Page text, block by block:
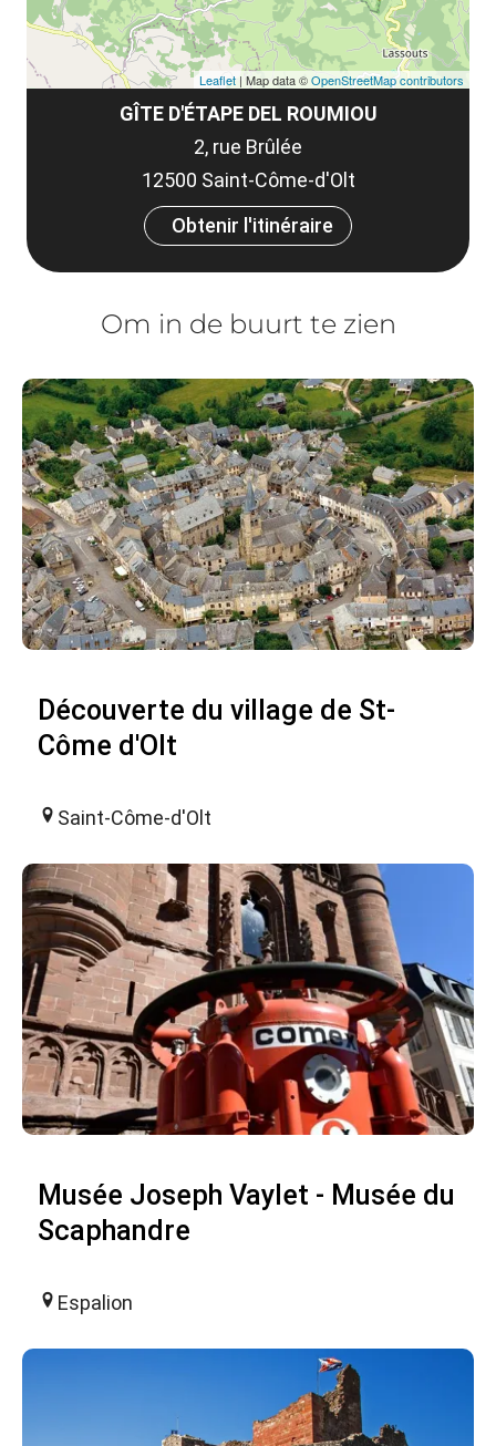
GÎTE D'ÉTAPE DEL ROUMIOU
2, rue Brûlée
12500 Saint-Côme-d'Olt
Obtenir l'itinéraire
Leaflet | Map data ©OpenStreetMap contributors
Om in de buurt te zien
Découverte du village de St-
Côme d'Olt
Saint-Côme-d'Olt
Musée Joseph Vaylet - Musée du
Scaphandre
Espalion